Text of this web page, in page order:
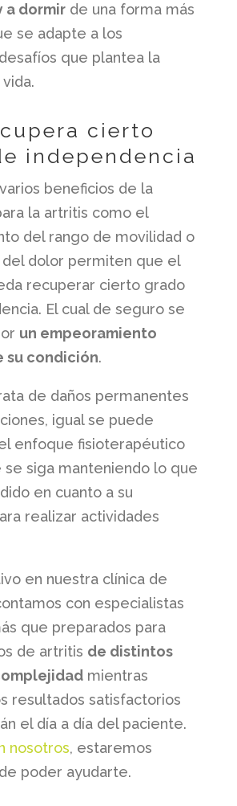
a dormirde una forma más
se adapte a los
que plantea la
cierto
independencia
beneficios de la
la artritis como el
del rango de movilidad o
del dolor permiten que el
recuperar cierto grado
El cual de seguro se
un empeoramiento
su condición.
de daños permanentes
igual se puede
enfoque fisioterapéutico
siga manteniendo lo que
en cuanto a su
realizar actividades
en nuestra clínica de
con especialistas
que preparados para
de artritis de distintos
mientras
resultados satisfactorios
el día a día del paciente.
nosotros, estaremos
poder ayudarte.